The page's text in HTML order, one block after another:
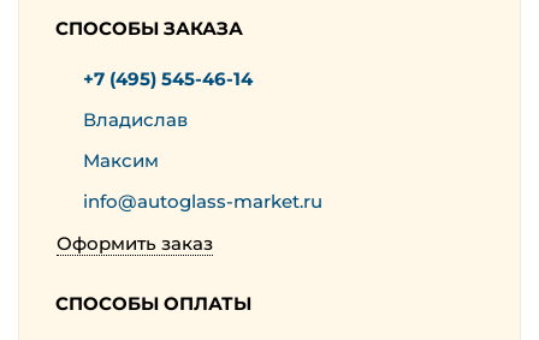
СПОСОБЫ ЗАКАЗА
+7 (495) 545-46-14
Владислав
Максим
info@autoglass-market.ru
Оформить заказ
СПОСОБЫ ОПЛАТЫ